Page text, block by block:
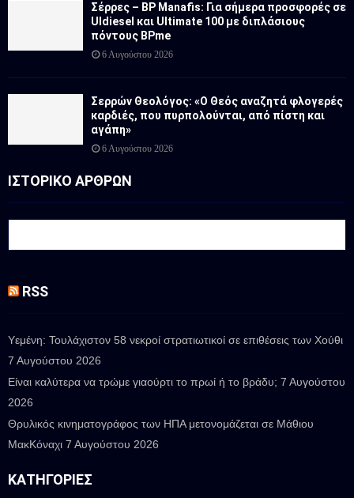
Σέρρες – BP Manafis: Για σήμερα προσφορές σε
Uldiesel και Ultimate 100 με διπλάσιους
πόντους BPme
6 Αυγούστου 2026
Σερρών Θεολόγος: «Ο Θεός αναζητά φλογερές
καρδιές, που πυρπολούνται, από πίστη και
αγάπη»
6 Αυγούστου 2026
ΙΣΤΟΡΙΚΟ ΑΡΘΡΩΝ
RSS
Υεμένη: Τουλάχιστον 58 νεκροί στρατιωτικοί σε επιθέσεις των Χούθι
7 Αυγούστου 2026
Είναι καλύτερα να τρώμε γιαούρτι το πρωί ή το βράδυ; 7 Αυγούστου
2026
Θρυλικός κινηματογράφος των ΗΠΑ μετονομάζεται σε Μάθιου
ΜακΚόναχι 7 Αυγούστου 2026
ΚΑΤΗΓΟΡΊΕΣ